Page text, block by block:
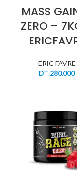
MASS
ZERO –
ERIC FAVRE
DT 280,000